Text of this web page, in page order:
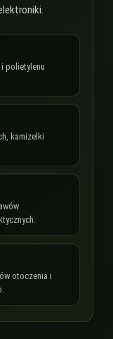
i polietylenu
kamizelki
otoczenia i